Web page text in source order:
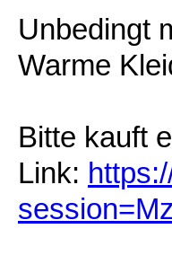
Unbedingt
Warme
Bitte kauft
Link: